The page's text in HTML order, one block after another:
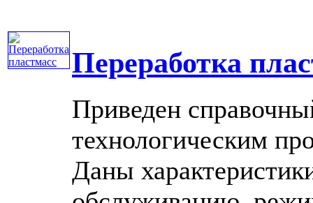
Переработка
Приведен
технологическим
Даны